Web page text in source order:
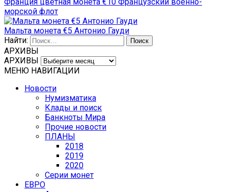
морской флот
Мальта монета €5 Антонио Гауди
Найти:
АРХИВЫ
АРХИВЫ
МЕНЮ НАВИГАЦИИ
Новости
Нумизматика
Клады и поиск
Банкноты Мира
Прочие новости
ПЛАНЫ
2018
2019
2020
Серии монет
ЕВРО